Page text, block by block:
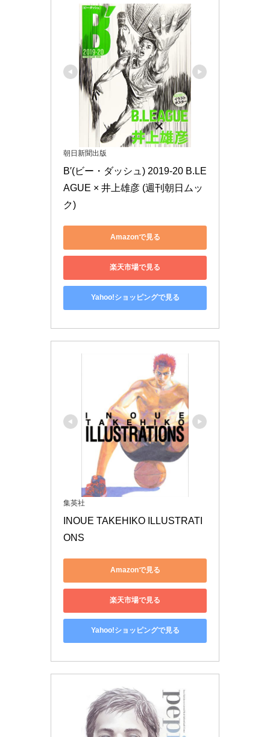
朝日新聞出版
B′(ビー・ダッシュ) 2019-20 B.LE
AGUE × 井上雄彦 (週刊朝日ムッ
ク)
Amazonで見る
楽天市場で見る
Yahoo!ショッピングで見る
集英社
INOUE TAKEHIKO ILLUSTRATI
ONS
Amazonで見る
楽天市場で見る
Yahoo!ショッピングで見る